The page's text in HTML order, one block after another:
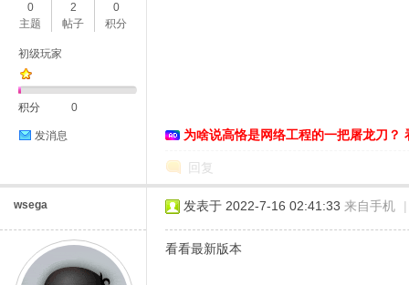
0
主题
2
帖子
0
积分
初级玩家
积分 0
发消息 为啥说高恪是网络工程的一把屠龙刀？
回复
wsega 发表于 2022-7-16 02:41:33 来自手机 |
看看最新版本